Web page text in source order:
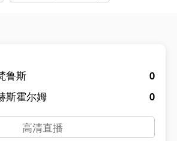
鲁斯
斯霍尔姆
0
0
高清直播